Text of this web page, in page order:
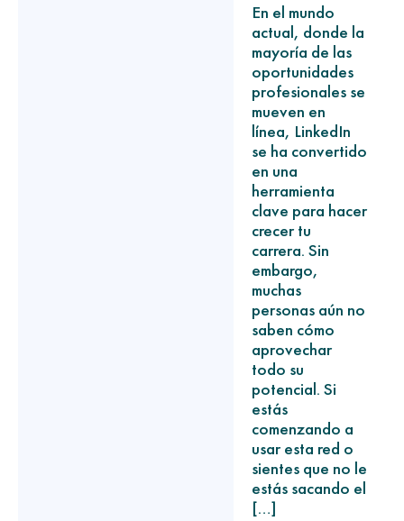
En el mundo
actual, donde la
mayoría de las
oportunidades
profesionales se
mueven en
línea, LinkedIn
se ha convertido
en una
herramienta
clave para hacer
crecer tu
carrera. Sin
embargo,
muchas
personas aún no
saben cómo
aprovechar
todo su
potencial. Si
estás
comenzando a
usar esta red o
sientes que no le
estás sacando el
[…]